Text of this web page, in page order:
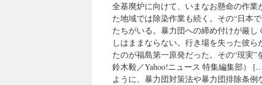
全基廃炉に向けて、いまなお懸命の作
た地域では除染作業も続く。その“日本
たちがいる。暴力団への締め付けが厳
しはままならない。行き場を失った彼
たのが福島第一原発だった。その“現実”
鈴木毅／Yahoo!ニュース 特集編集部）
ように、暴力団対策法や暴力団排除条